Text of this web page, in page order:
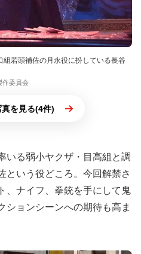
組若頭補佐の月永役に扮している長谷
作委員会
を見る(4件)
いる弱小ヤクザ・目高組と調
という役どころ。今回解禁さ
、ナイフ、拳銃を手にして鬼
ションシーンへの期待も高ま